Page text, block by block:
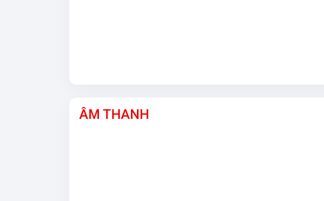
ÂM THANH